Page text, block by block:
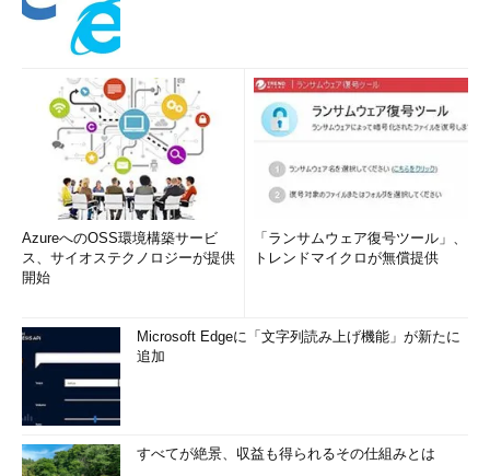
AzureへのOSS環境構築サービ
ス、サイオステクノロジーが提供
開始
「ランサムウェア復号ツール」、
トレンドマイクロが無償提供
Microsoft Edgeに「文字列読み上げ機能」が新たに
追加
すべてが絶景、収益も得られるその仕組みとは